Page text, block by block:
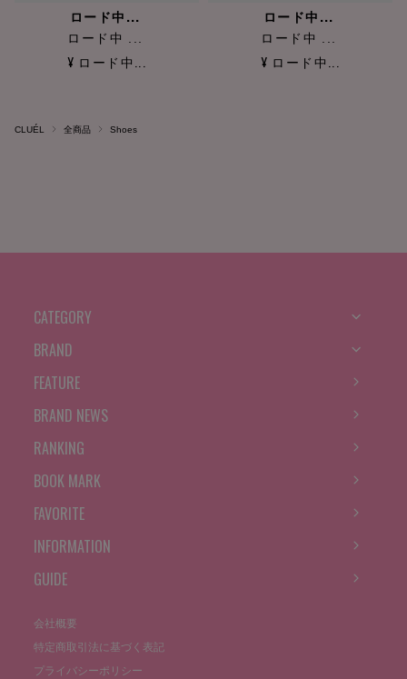
ロード中...
ロード中 ...
¥ ロード中...
ロード中...
ロード中 ...
¥ ロード中...
CLUÉL 全商品 Shoes
CATEGORY
BRAND
FEATURE
BRAND NEWS
RANKING
BOOK MARK
FAVORITE
INFORMATION
GUIDE
会社概要
特定商取引法に基づく表記
プライバシーポリシー